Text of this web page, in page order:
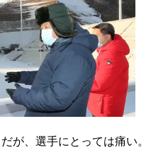
が、選手にとっては痛い。